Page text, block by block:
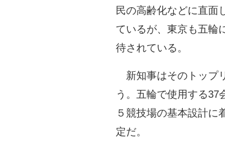
民の高齢化などに直面
ているが、東京も五輪
待されている。
新知事はそのトップ
う。五輪で使用する37
５競技場の基本設計に
定だ。